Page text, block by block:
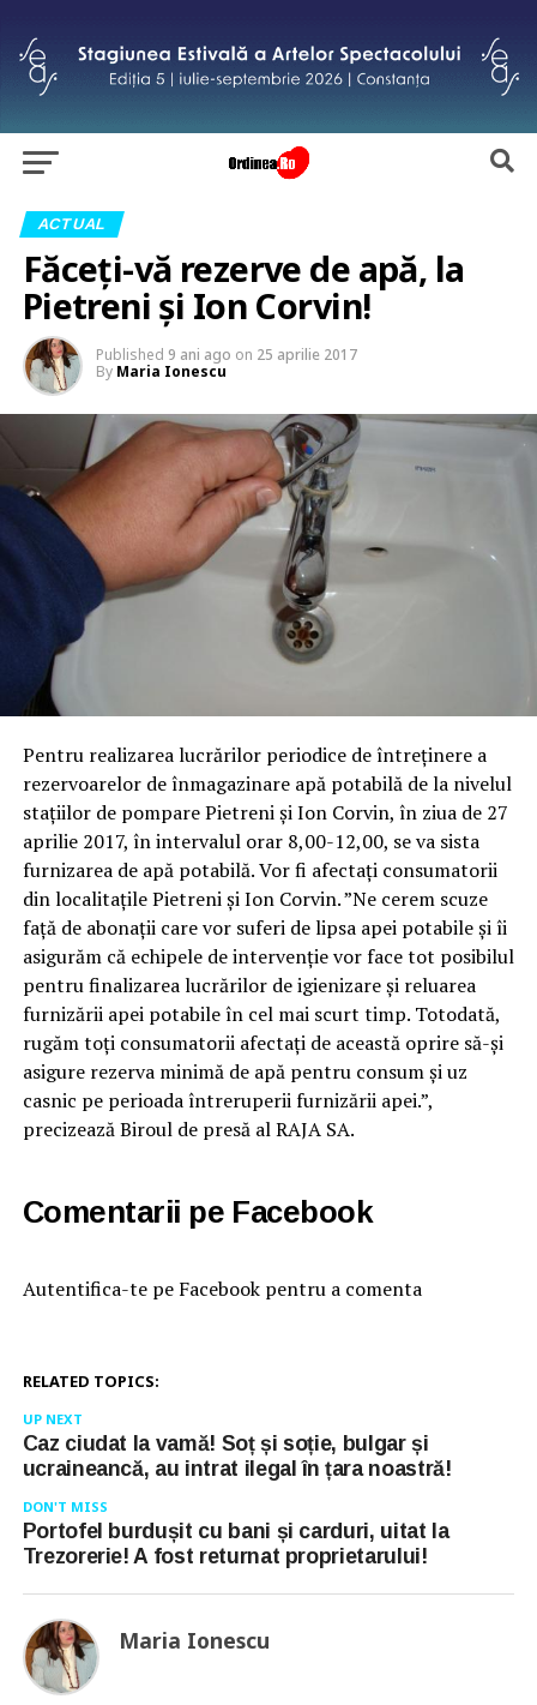
ACTUAL
Făceți-vă rezerve de apă, la
Pietreni și Ion Corvin!
Published 9 ani ago on 25 aprilie 2017
By Maria Ionescu
Pentru realizarea lucrărilor periodice de întreținere a
rezervoarelor de înmagazinare apă potabilă de la nivelul
stațiilor de pompare Pietreni și Ion Corvin, în ziua de 27
aprilie 2017, în intervalul orar 8,00-12,00, se va sista
furnizarea de apă potabilă. Vor fi afectați consumatorii
din localitațile Pietreni și Ion Corvin. ”Ne cerem scuze
față de abonații care vor suferi de lipsa apei potabile și îi
asigurăm că echipele de intervenție vor face tot posibilul
pentru finalizarea lucrărilor de igienizare și reluarea
furnizării apei potabile în cel mai scurt timp. Totodată,
rugăm toţi consumatorii afectaţi de această oprire să-şi
asigure rezerva minimă de apă pentru consum şi uz
casnic pe perioada întreruperii furnizării apei.”,
precizează Biroul de presă al RAJA SA.
Comentarii pe Facebook
Autentifica-te pe Facebook pentru a comenta
RELATED TOPICS:
UP NEXT
Caz ciudat la vamă! Soț și soție, bulgar și
ucraineancă, au intrat ilegal în țara noastră!
DON'T MISS
Portofel burdușit cu bani și carduri, uitat la
Trezorerie! A fost returnat proprietarului!
Maria Ionescu